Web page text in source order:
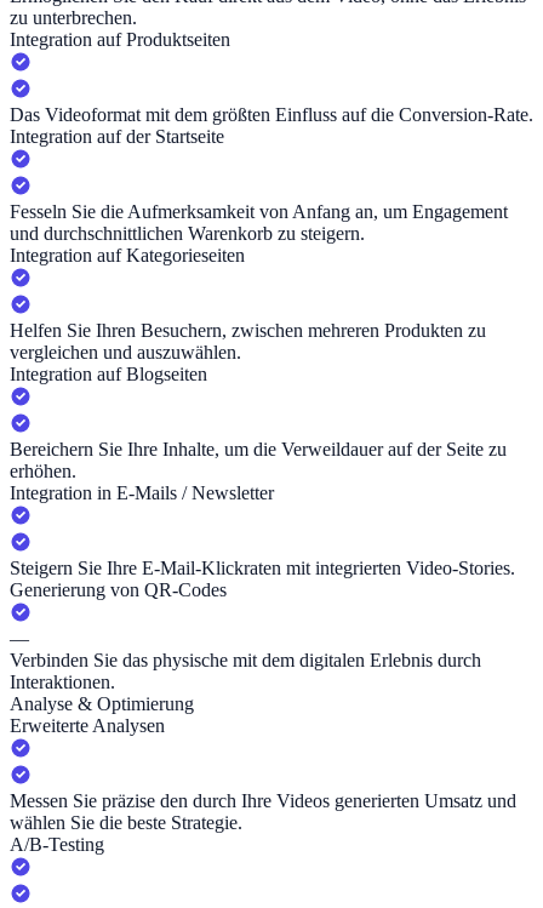
zu unterbrechen.
Integration auf Produktseiten
Das Videoformat mit dem größten Einfluss auf die Conversion-Rate.
Integration auf der Startseite
Fesseln Sie die Aufmerksamkeit von Anfang an, um Engagement
und durchschnittlichen Warenkorb zu steigern.
Integration auf Kategorieseiten
Helfen Sie Ihren Besuchern, zwischen mehreren Produkten zu
vergleichen und auszuwählen.
Integration auf Blogseiten
Bereichern Sie Ihre Inhalte, um die Verweildauer auf der Seite zu
erhöhen.
Integration in E-Mails / Newsletter
Steigern Sie Ihre E-Mail-Klickraten mit integrierten Video-Stories.
Generierung von QR-Codes
—
Verbinden Sie das physische mit dem digitalen Erlebnis durch
Interaktionen.
Analyse & Optimierung
Erweiterte Analysen
Messen Sie präzise den durch Ihre Videos generierten Umsatz und
wählen Sie die beste Strategie.
A/B-Testing